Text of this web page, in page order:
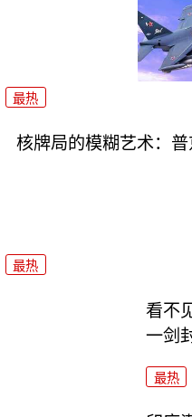
最热
核牌局的模糊艺术：普
最热
看不
一剑
最热